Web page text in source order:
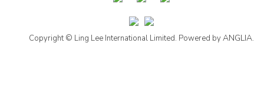
Copyright © Ling Lee International Limited. Powered byANGLIA.